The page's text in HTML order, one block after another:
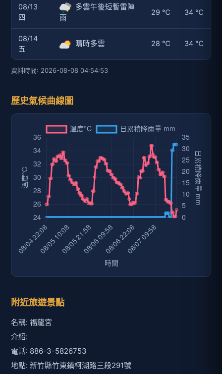
08/13
四
多雲午後短暫雷陣
雨
29 ℃ 34 ℃
08/14
五
晴時多雲 28 ℃ 34 ℃
資料時間: 2026-08-08 04:54:53
歷史氣候曲線圖
附近旅遊景點
名稱: 福龍宮
介紹:
電話: 886-3-5826753
地點: 新竹縣竹東鎮柯湖路三段291號